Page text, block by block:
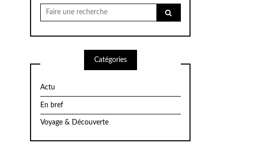
Chercher
pour:
Catégories
Actu
En bref
Voyage & Découverte